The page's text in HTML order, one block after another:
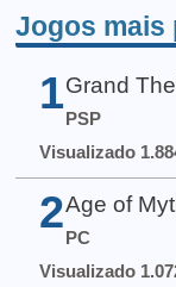
Jogos mais
1 Grand
PSP
Visualizado
2 Age of
PC
Visualizado